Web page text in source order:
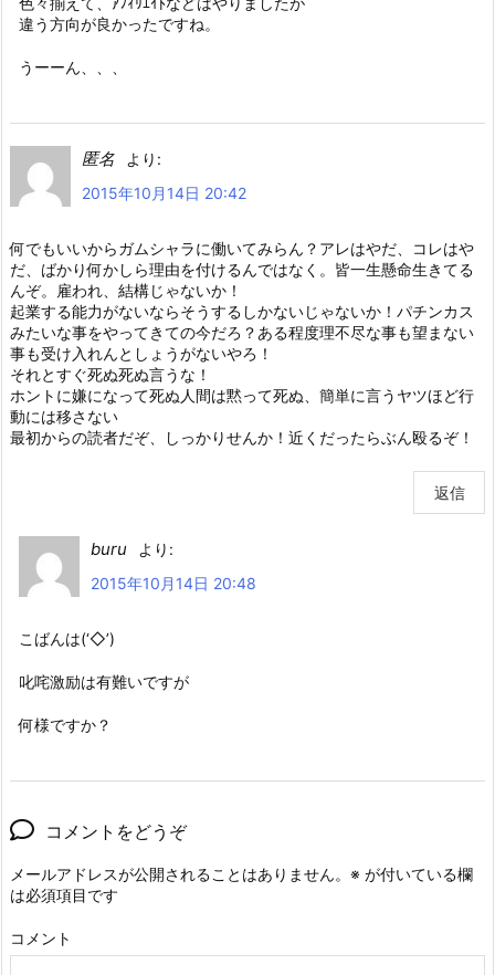
違う方向が良かったですね。
うーーん、、、
匿名
より:
2015年10月14日 20:42
何でもいいからガムシャラに働いてみらん？アレはやだ、コレはや
だ、ばかり何かしら理由を付けるんではなく。皆一生懸命生きてる
んぞ。雇われ、結構じゃないか！
起業する能力がないならそうするしかないじゃないか！パチンカス
みたいな事をやってきての今だろ？ある程度理不尽な事も望まない
事も受け入れんとしょうがないやろ！
それとすぐ死ぬ死ぬ言うな！
ホントに嫌になって死ぬ人間は黙って死ぬ、簡単に言うヤツほど行
動には移さない
最初からの読者だぞ、しっかりせんか！近くだったらぶん殴るぞ！
返信
buru
より:
2015年10月14日 20:48
こばんは(‘◇’)ゞ
叱咤激励は有難いですが
何様ですか？
コメントをどうぞ
メールアドレスが公開されることはありません。 ※ が付いている欄
は必須項目です
コメント